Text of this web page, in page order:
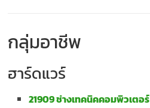
กลุ่มอาชีพ
ฮาร์ดแวร์
21909 ช่างเทคนิคคอมพิวเตอร์